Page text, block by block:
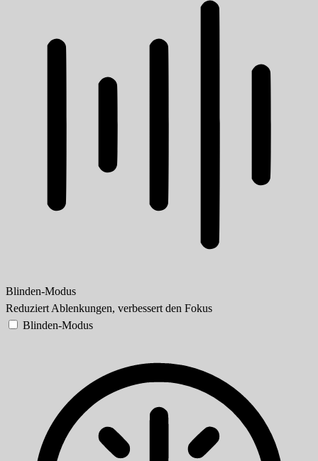
Blinden-Modus
Reduziert Ablenkungen, verbessert den Fokus
Blinden-Modus